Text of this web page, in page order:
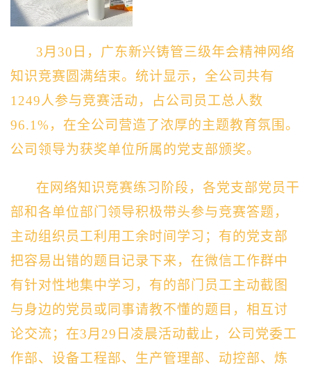
3月30日，广东新兴铸管三级年会精神网络
知识竞赛圆满结束。统计显示，全公司共有
1249人参与竞赛活动，占公司员工总人数
96.1%，在全公司营造了浓厚的主题教育氛围。
公司领导为获奖单位所属的党支部颁奖。
在网络知识竞赛练习阶段，各党支部党员干
部和各单位部门领导积极带头参与竞赛答题，
主动组织员工利用工余时间学习；有的党支部
把容易出错的题目记录下来，在微信工作群中
有针对性地集中学习，有的部门员工主动截图
与身边的党员或同事请教不懂的题目，相互讨
论交流；在3月29日凌晨活动截止，公司党委工
作部、设备工程部、生产管理部、动控部、炼